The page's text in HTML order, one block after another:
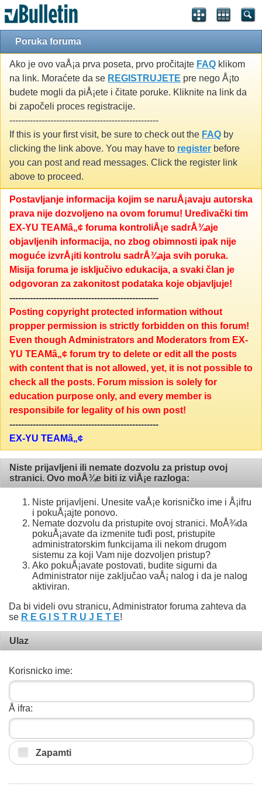
Poruka foruma
Ako je ovo vaÅ¡a prva poseta, prvo pročitajte FAQ klikom
na link. Moraćete da se REGISTRUJETE pre nego Å¡to
budete mogli da piÅ¡ete i čitate poruke. Kliknite na link da
bi započeli proces registracije.
---------------------------------------------------
If this is your first visit, be sure to check out the FAQ by
clicking the link above. You may have to register before
you can post and read messages. Click the register link
above to proceed.
Postavljanje informacija kojim se naruÅ¡avaju autorska
prava nije dozvoljeno na ovom forumu! Uređivački tim
EX-YU TEAMâ„¢ foruma kontroliÅ¡e sadrÅ¾aje
objavljenih informacija, no zbog obimnosti ipak nije
moguće izvrÅ¡iti kontrolu sadrÅ¾aja svih poruka.
Misija foruma je isključivo edukacija, a svaki član je
odgovoran za zakonitost podataka koje objavljuje!
---------------------------------------------------
Posting copyright protected information without
propper permission is strictly forbidden on this forum!
Even though Administrators and Moderators from EX-
YU TEAMâ„¢ forum try to delete or edit all the posts
with content that is not allowed, yet, it is not possible to
check all the posts. Forum mission is solely for
education purpose only, and every member is
responsibile for legality of his own post!
---------------------------------------------------
EX-YU TEAMâ„¢
Niste prijavljeni ili nemate dozvolu za pristup ovoj
stranici. Ovo moÅ¾e biti iz viÅ¡e razloga:
Niste prijavljeni. Unesite vaÅ¡e korisničko ime i Å¡ifru
i pokuÅ¡ajte ponovo.
Nemate dozvolu da pristupite ovoj stranici. MoÅ¾da
pokuÅ¡avate da izmenite tuđi post, pristupite
administratorskim funkcijama ili nekom drugom
sistemu za koji Vam nije dozvoljen pristup?
Ako pokuÅ¡avate postovati, budite sigurni da
Administrator nije zaključao vaÅ¡ nalog i da je nalog
aktiviran.
Da bi videli ovu stranicu, Administrator foruma zahteva da
se R E G I S T R U J E T E!
Ulaz
Korisnicko ime:
Å ifra:
Zapamti